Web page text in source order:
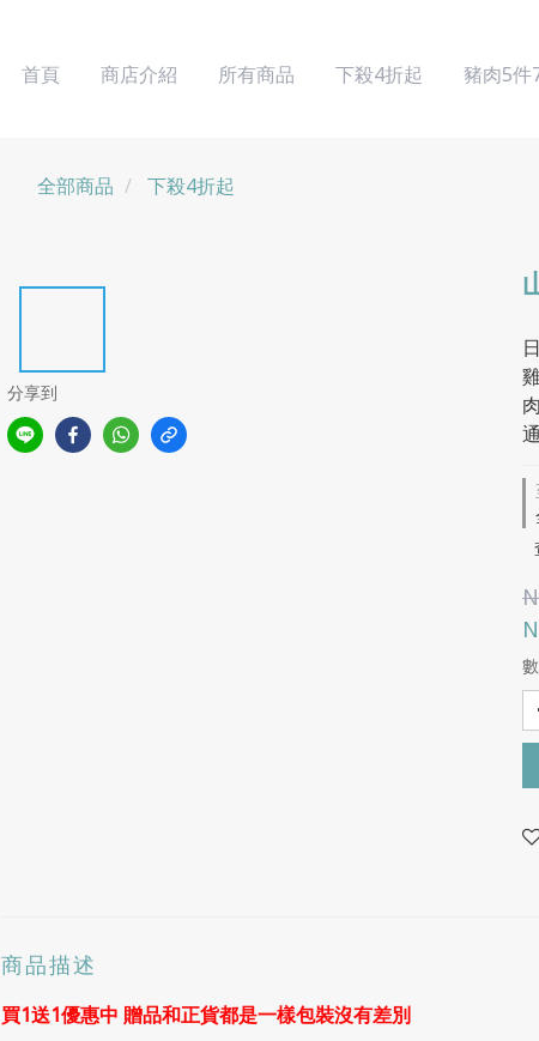
首頁 商店介紹 所有商品 下殺4折起 豬肉5件
全部商品 下殺4折起
分享到
商品描述
買1送1優惠中 贈品和正貨都是一樣包裝沒有差別